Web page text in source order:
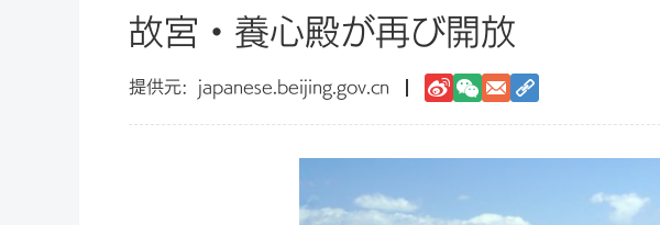
故宮・養心殿が再び開放
japanese.beijing.gov.cn